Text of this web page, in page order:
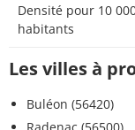
Densité pour 10
habitants
Les villes à
Buléon (56420)